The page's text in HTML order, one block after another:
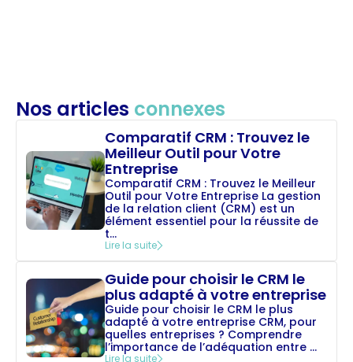
Nos articles connexes
Comparatif CRM : Trouvez le
Meilleur Outil pour Votre
Entreprise
Comparatif CRM : Trouvez le Meilleur
Outil pour Votre Entreprise La gestion
de la relation client (CRM) est un
élément essentiel pour la réussite de
t...
Lire la suite
Guide pour choisir le CRM le
plus adapté à votre entreprise
Guide pour choisir le CRM le plus
adapté à votre entreprise CRM, pour
quelles entreprises ? Comprendre
l’importance de l’adéquation entre ...
Lire la suite